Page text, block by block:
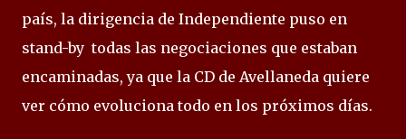
país, la dirigencia de Independiente puso en
stand-by todas las negociaciones que estaban
encaminadas, ya que la CD de Avellaneda quiere
ver cómo evoluciona todo en los próximos días.